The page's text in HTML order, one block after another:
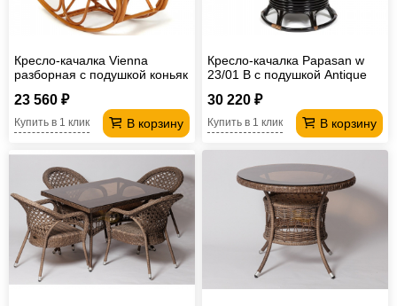
Кресло-качалка Vienna
разборная с подушкой коньяк
23 560 ₽
В корзину
Купить в 1 клик
Кресло-качалка Papasan w
23/01 B с подушкой Antique
30 220 ₽
В корзину
Купить в 1 клик